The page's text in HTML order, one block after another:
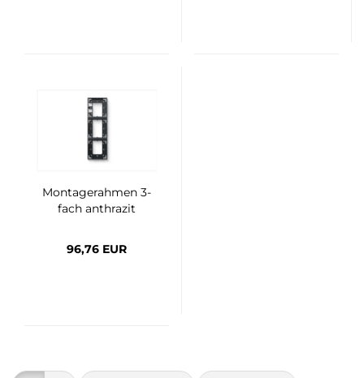
Montagerahmen 3-
fach anthrazit
96,76 EUR